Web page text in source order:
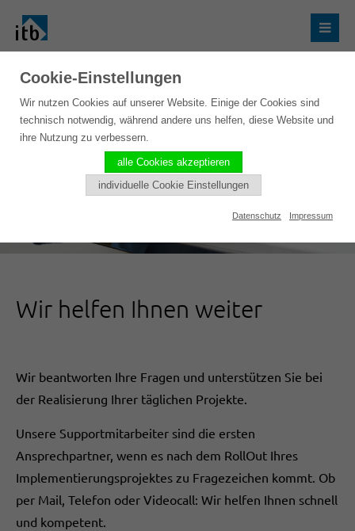
Wir helfen Ihnen weiter
Wir beantworten Ihre Fragen und unterstützen Sie bei
der Realisierung Ihrer täglichen Projekte.
Unsere Supportmitarbeiter sind die ersten
Ansprechpartner, wenn es nach dem RollOut Ihres
Implementierungsprojektes zu Fragezeichen kommt. Ob
per Mail, Telefon oder Videocall: Wir helfen Ihnen schnell
und kompetent.
Cookie-Einstellungen
Wir nutzen Cookies auf unserer Website. Einige der Cookies sind
technisch notwendig, während andere uns helfen, diese Website und
ihre Nutzung zu verbessern.
alle Cookies akzeptieren
individuelle Cookie Einstellungen
Datenschutz Impressum